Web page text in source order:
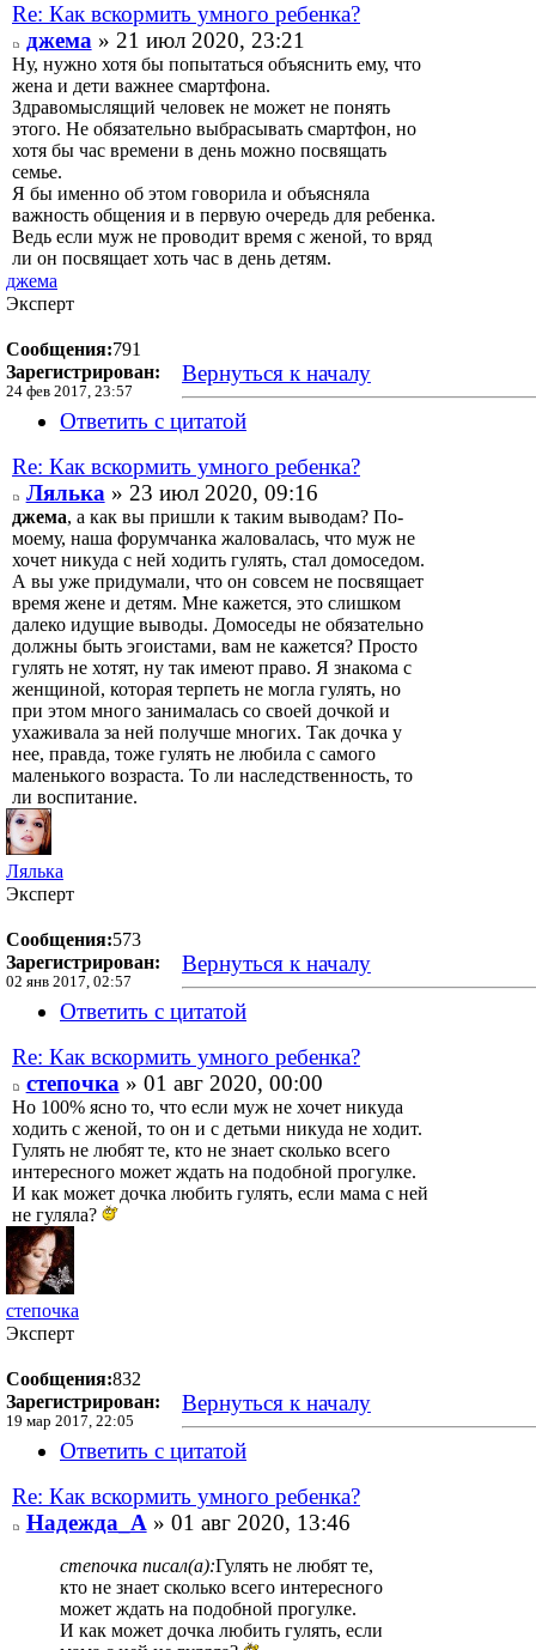
Re: Как вскормить умного ребенка?
джема» 21 июл 2020, 23:21
Ну, нужно хотя бы попытаться объяснить ему, что
жена и дети важнее смартфона.
Здравомыслящий человек не может не понять
этого. Не обязательно выбрасывать смартфон, но
хотя бы час времени в день можно посвящать
семье.
Я бы именно об этом говорила и объясняла
важность общения и в первую очередь для ребенка.
Ведь если муж не проводит время с женой, то вряд
ли он посвящает хоть час в день детям.
джема
Эксперт
Сообщения:791
Зарегистрирован:
24 фев 2017, 23:57
Вернуться к началу
Ответить с цитатой
Re: Как вскормить умного ребенка?
Лялька» 23 июл 2020, 09:16
джема, а как вы пришли к таким выводам? По-
моему, наша форумчанка жаловалась, что муж не
хочет никуда с ней ходить гулять, стал домоседом.
А вы уже придумали, что он совсем не посвящает
время жене и детям. Мне кажется, это слишком
далеко идущие выводы. Домоседы не обязательно
должны быть эгоистами, вам не кажется? Просто
гулять не хотят, ну так имеют право. Я знакома с
женщиной, которая терпеть не могла гулять, но
при этом много занималась со своей дочкой и
ухаживала за ней получше многих. Так дочка у
нее, правда, тоже гулять не любила с самого
маленького возраста. То ли наследственность, то
ли воспитание.
Лялька
Эксперт
Сообщения:573
Зарегистрирован:
02 янв 2017, 02:57
Вернуться к началу
Ответить с цитатой
Re: Как вскормить умного ребенка?
степочка » 01 авг 2020, 00:00
Но 100% ясно то, что если муж не хочет никуда
ходить с женой, то он и с детьми никуда не ходит.
Гулять не любят те, кто не знает сколько всего
интересного может ждать на подобной прогулке.
И как может дочка любить гулять, если мама с ней
не гуляла?
степочка
Эксперт
Сообщения:832
Зарегистрирован:
19 мар 2017, 22:05
Вернуться к началу
Ответить с цитатой
Re: Как вскормить умного ребенка?
Надежда_А» 01 авг 2020, 13:46
степочка писал(а):Гулять не любят те,
кто не знает сколько всего интересного
может ждать на подобной прогулке.
И как может дочка любить гулять, если